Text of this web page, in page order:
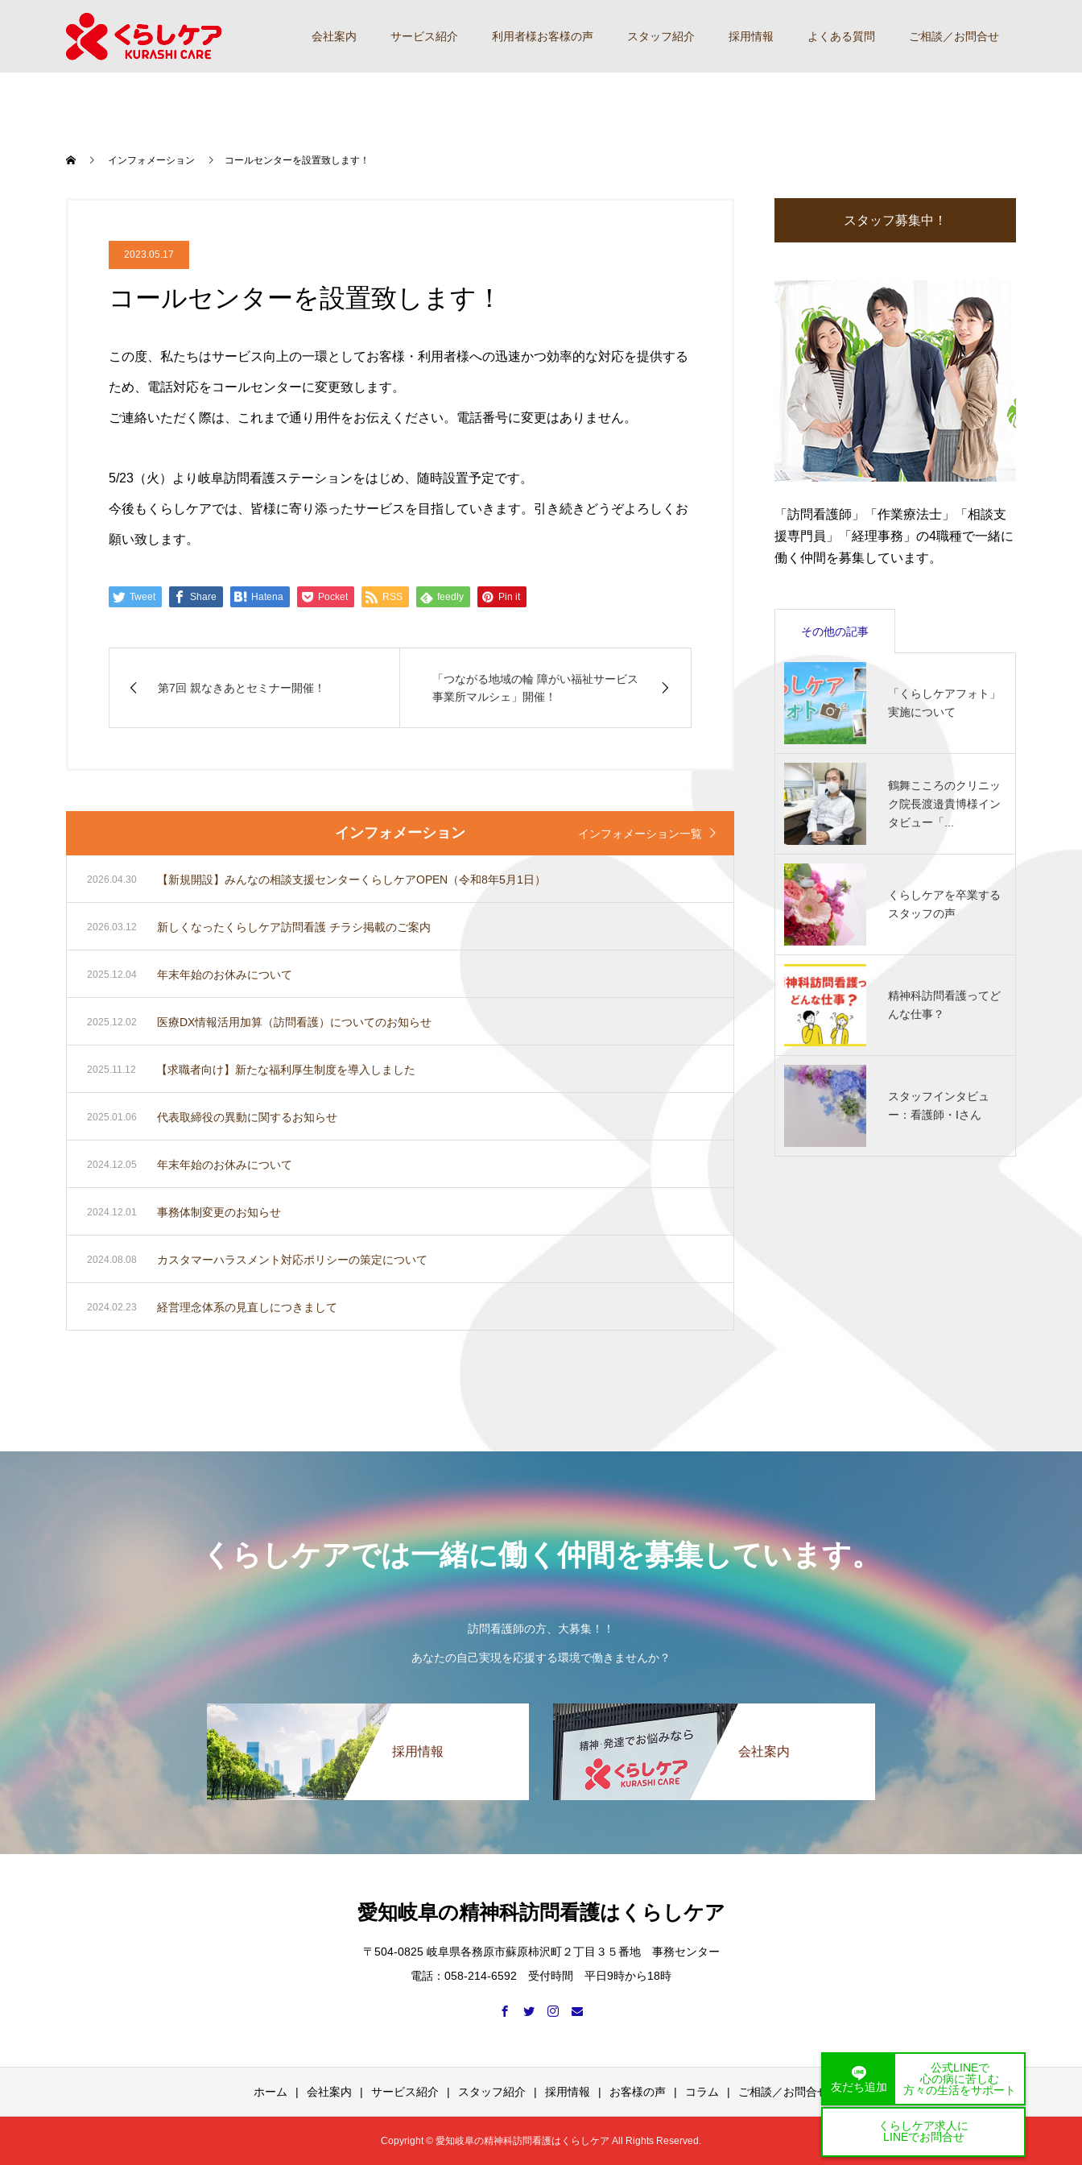
会社案内 サービス紹介 利用者様お客様の声 スタッフ紹介 採用情報 よくある質問 ご相談／お問合せ
インフォメーション コールセンターを設置致します！
2023.05.17
コールセンターを設置致します！
この度、私たちはサービス向上の一環としてお客様・利用者様への迅速かつ効率的な対応を提供する
ため、電話対応をコールセンターに変更致します。
ご連絡いただく際は、これまで通り用件をお伝えください。電話番号に変更はありません。
5/23（火）より岐阜訪問看護ステーションをはじめ、随時設置予定です。
今後もくらしケアでは、皆様に寄り添ったサービスを目指していきます。引き続きどうぞよろしくお
願い致します。
Tweet Share Hatena Pocket RSS feedly Pin it
第7回 親なきあとセミナー開催！
「つながる地域の輪 障がい福祉サービス
事業所マルシェ」開催！
インフォメーション インフォメーション一覧
2026.04.30 【新規開設】みんなの相談支援センターくらしケアOPEN（令和8年5月1日）
2026.03.12 新しくなったくらしケア訪問看護 チラシ掲載のご案内
2025.12.04 年末年始のお休みについて
2025.12.02 医療DX情報活用加算（訪問看護）についてのお知らせ
2025.11.12 【求職者向け】新たな福利厚生制度を導入しました
2025.01.06 代表取締役の異動に関するお知らせ
2024.12.05 年末年始のお休みについて
2024.12.01 事務体制変更のお知らせ
2024.08.08 カスタマーハラスメント対応ポリシーの策定について
2024.02.23 経営理念体系の見直しにつきまして
スタッフ募集中！
「訪問看護師」「作業療法士」「相談支
援専門員」「経理事務」の4職種で一緒に
働く仲間を募集しています。
その他の記事
「くらしケアフォト」
実施について
鶴舞こころのクリニッ
ク院長渡邉貴博様イン
タビュー「...
くらしケアを卒業する
スタッフの声
精神科訪問看護ってど
んな仕事？
スタッフインタビュ
ー：看護師・Iさん
友だち追加
公式LINEで
心の病に苦しむ
方々の生活をサポート
くらしケア求人に
LINEでお問合せ
くらしケアでは一緒に働く仲間を募集しています。
訪問看護師の方、大募集！！
あなたの自己実現を応援する環境で働きませんか？
採用情報 会社案内
愛知岐阜の精神科訪問看護はくらしケア
〒504-0825 岐阜県各務原市蘇原柿沢町２丁目３５番地 事務センター
電話：058-214-6592 受付時間 平日9時から18時
ホーム 会社案内 サービス紹介 スタッフ紹介 採用情報 お客様の声 コラム ご相談／お問合せ
Copyright © 愛知岐阜の精神科訪問看護はくらしケア All Rights Reserved.